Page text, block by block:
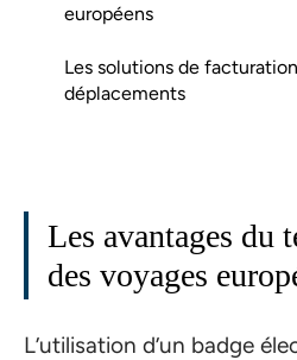
européens
Les solutions de
déplacements
Les avantages du
des voyages
L’utilisation d’un badge